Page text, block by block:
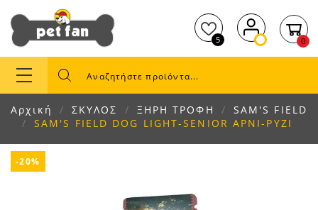
5 0
Αρχική ΣΚΥΛΟΣ ΞΗΡΗ ΤΡΟΦΗ
SAM'S FIELD
SAM'S FIELD DOG LIGHT-SENIOR ΑΡΝΙ-ΡΥΖΙ
-20%